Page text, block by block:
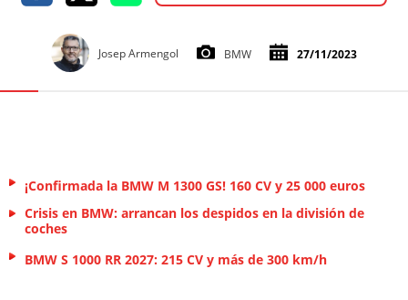
Josep Armengol BMW 27/11/2023
¡Confirmada la BMW M 1300 GS! 160 CV y 25 000 euros
Crisis en BMW: arrancan los despidos en la división de
coches
BMW S 1000 RR 2027: 215 CV y más de 300 km/h